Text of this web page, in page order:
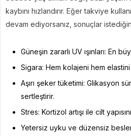
kaybını hızlandırır. Eğer takviye
devam ediyorsanız, sonuçlar
Güneşin zararlı UV ışınları: En
Sigara: Hem kolajeni hem
Aşırı şeker tüketimi: Glikasyon
sertleştirir.
Stres: Kortizol artışı ile cilt
Yetersiz uyku ve düzensiz